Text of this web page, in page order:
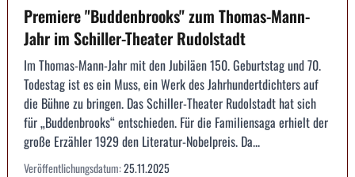
Premiere "Buddenbrooks" zum Thomas-Mann-
Jahr im Schiller-Theater Rudolstadt
Im Thomas-Mann-Jahr mit den Jubiläen 150. Geburtstag und 70.
Todestag ist es ein Muss, ein Werk des Jahrhundertdichters auf
die Bühne zu bringen. Das Schiller-Theater Rudolstadt hat sich
für „Buddenbrooks“ entschieden. Für die Familiensaga erhielt der
große Erzähler 1929 den Literatur-Nobelpreis. Da...
Veröffentlichungsdatum:25.11.2025